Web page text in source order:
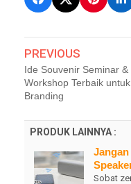
PREVIOUS
Ide Souvenir Seminar &
Workshop Terbaik untuk
Branding
PRODUK LAINNYA :
Sobat